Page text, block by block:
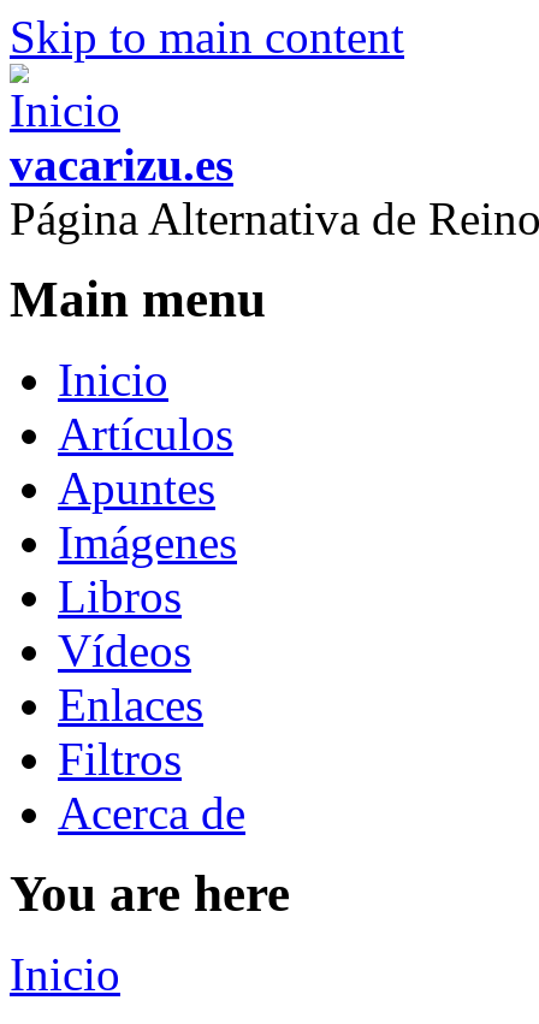
Skip to main content
vacarizu.es
Página Alternativa de
Main menu
Inicio
Artículos
Apuntes
Imágenes
Libros
Vídeos
Enlaces
Filtros
Acerca de
You are here
Inicio